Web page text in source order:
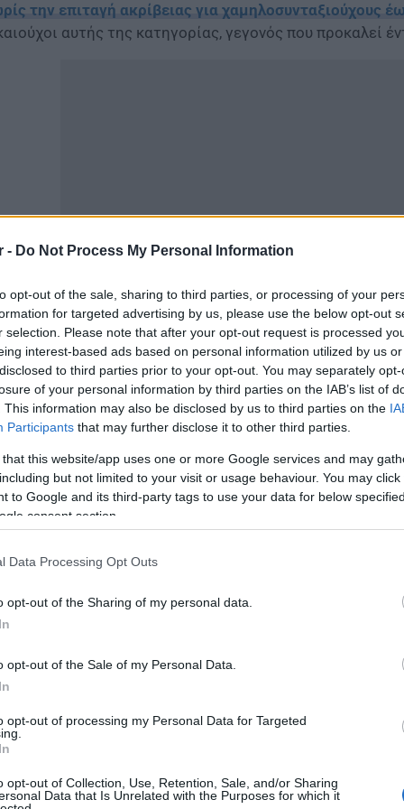
- Do Not Process My Personal Information
opt-out of the sale, sharing to third parties, or processing of your
for targeted advertising by us, please use the below opt-out
selection. Please note that after your opt-out request is processed
interest-based ads based on personal information utilized by us
to third parties prior to your opt-out. You may separately
of your personal information by third parties on the IAB’s list of
This information may also be disclosed by us to third parties on the
Participants that may further disclose it to other third parties.
that this website/app uses one or more Google services and may
but not limited to your visit or usage behaviour. You may
to Google and its third-party tags to use your data for below
consent section.
Data Processing Opt Outs
opt-out of the Sharing of my personal data.
opt-out of the Sale of my Personal Data.
opt-out of processing my Personal Data for Targeted
opt-out of Collection, Use, Retention, Sale, and/or Sharing
Data that Is Unrelated with the Purposes for which it
την επιταγή ακρίβειας για χαμηλοσυνταξιούχους
αυτής της κατηγορίας, γεγονός που προκαλεί
με δημοσίευμα της εφημερίδας Τα Νέα, για
παροχή, η οποία το 2024 ήταν στα επίπεδα
(έκτακτο επίδομα) θα καταβληθεί πριν από
με τη λίστα να περιλαμβάνει συνταξιούχους με
νέες αυξήσεις τον Ιανουάριο, οικογένειες με παιδιά
ευάλωτους.
δεν θα λάβουν το έκτακτο δώρο Χριστουγέννων
αύξηση συντάξεων θα μείνουν το νέο έτος και όσοι
ότι στο τέλος Οκτωβρίου αναμένεται να
καθώς τότε θα είναι διαθέσιμα τα στοιχεία για τον